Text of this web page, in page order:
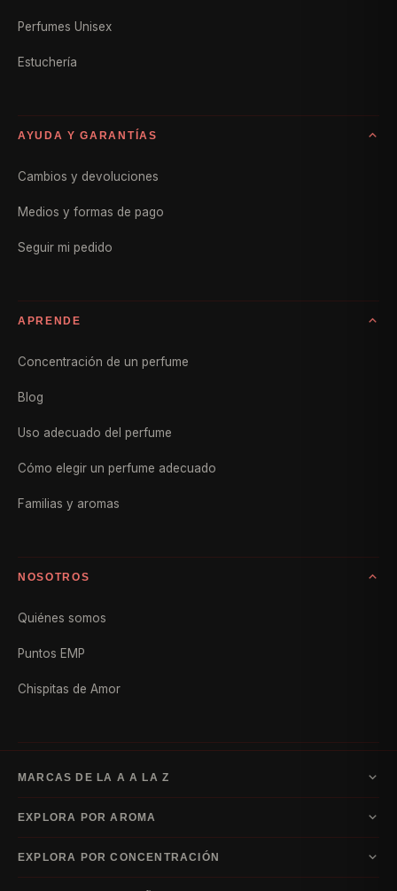
Perfumes Unisex
Estuchería
AYUDA Y GARANTÍAS
Cambios y devoluciones
Medios y formas de pago
Seguir mi pedido
APRENDE
Concentración de un perfume
Blog
Uso adecuado del perfume
Cómo elegir un perfume adecuado
Familias y aromas
NOSOTROS
Quiénes somos
Puntos EMP
Chispitas de Amor
MARCAS DE LA A A LA Z
E–I
EscadaGuerlainHugo BossIssey Miyake
EXPLORA POR AROMA
AcuáticaAmaderadaCítricoFloral Frutal
EXPLORA POR CONCENTRACIÓN